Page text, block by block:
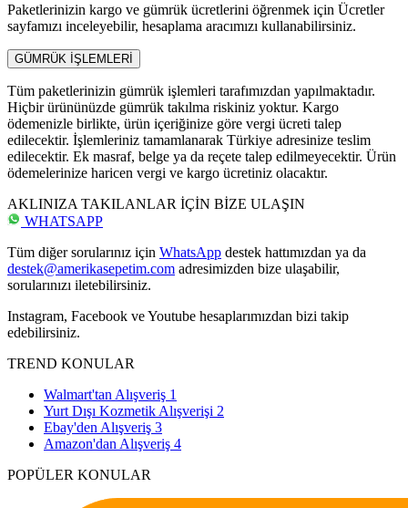
Paketlerinizin kargo ve gümrük ücretlerini öğrenmek için Ücretler
sayfamızı inceleyebilir, hesaplama aracımızı kullanabilirsiniz.
GÜMRÜK İŞLEMLERİ
Tüm paketlerinizin gümrük işlemleri tarafımızdan yapılmaktadır.
Hiçbir ürününüzde gümrük takılma riskiniz yoktur. Kargo
ödemenizle birlikte, ürün içeriğinize göre vergi ücreti talep
edilecektir. İşlemleriniz tamamlanarak Türkiye adresinize teslim
edilecektir. Ek masraf, belge ya da reçete talep edilmeyecektir. Ürün
ödemelerinize haricen vergi ve kargo ücretiniz olacaktır.
AKLINIZA TAKILANLAR İÇİN BİZE ULAŞIN
WHATSAPP
Tüm diğer sorularınız için WhatsApp destek hattımızdan ya da
destek@amerikasepetim.com adresimizden bize ulaşabilir,
sorularınızı iletebilirsiniz.
Instagram, Facebook ve Youtube hesaplarımızdan bizi takip
edebilirsiniz.
TREND KONULAR
Walmart'tan Alışveriş 1
Yurt Dışı Kozmetik Alışverişi 2
Ebay'den Alışveriş 3
Amazon'dan Alışveriş 4
POPÜLER KONULAR